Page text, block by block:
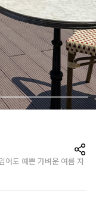
도 예쁜 가벼운 여름 자